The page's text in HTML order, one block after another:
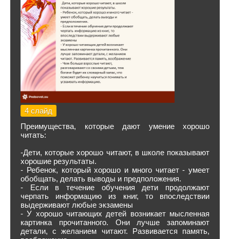
4 слайд
Преимущества, которые дают умение хорошо
читать:
-Дети, которые хорошо читают, в школе показывают
хорошие результаты.
- Ребенок, который хорошо и много читает - умеет
обобщать, делать выводы и предположения.
- Если в течение обучения дети продолжают
черпать информацию из книг, то впоследствии
выдерживают любые экзамены
- У хорошо читающих детей возникает мысленная
картинка прочитанного. Они лучше запоминают
детали, с желанием читают. Развивается память,